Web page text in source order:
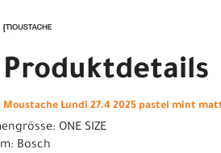
Produktdetails
Moustache Lundi 27.4 2025 pastel mint
ONE SIZE
Bosch